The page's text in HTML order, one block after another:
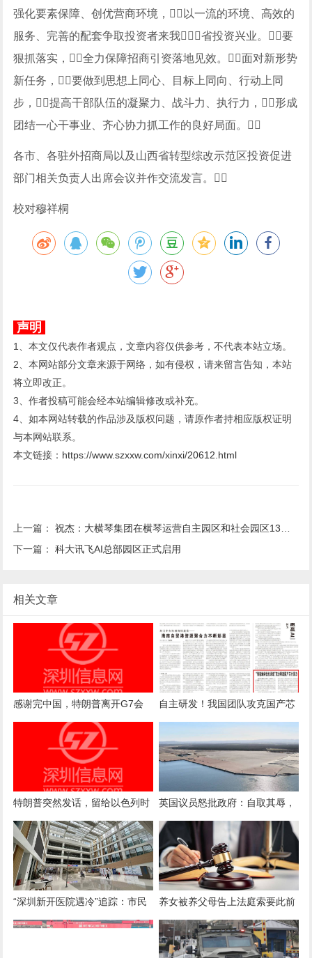
强化要素保障、创优营商环境，以一流的环境、高效的
服务、完善的配套争取投资者来我省投资兴业。要
狠抓落实，全力保障招商引资落地见效。面对新形势
新任务，要做到思想上同心、目标上同向、行动上同
步，提高干部队伍的凝聚力、战斗力、执行力，形成
团结一心干事业、齐心协力抓工作的良好局面。
各市、各驻外招商局以及山西省转型综改示范区投资促进
部门相关负责人出席会议并作交流发言。
校对穆祥桐
声明
1、本文仅代表作者观点，文章内容仅供参考，不代表本站立场。
2、本网站部分文章来源于网络，如有侵权，请来留言告知，本站
将立即改正。
3、作者投稿可能会经本站编辑修改或补充。
4、如本网站转载的作品涉及版权问题，请原作者持相应版权证明
与本网站联系。
本文链接： https://www.szxxw.com/xinxi/20612.html
上一篇：祝杰：大横琴集团在横琴运营自主园区和社会园区13个，招商引资企业超千家
下一篇：科大讯飞AI总部园区正式启用
相关文章
感谢完中国，特朗普离开G7会
场，王毅已挂掉电话，伊朗送中
自主研发！我国团队攻克国产芯
片这一关键难题
特朗普突然发话，留给以色列时
间不多了，内塔尼亚胡还想铤而
走险！
英国议员怒批政府：自取其辱，
回头还得买中国涡轮机
“深圳新开医院遇冷”追踪：市民
追问新华医院产科何时开
养女被养父母告上法庭索要此前
赠与的购房购车款400余万元 一
审法院驳回